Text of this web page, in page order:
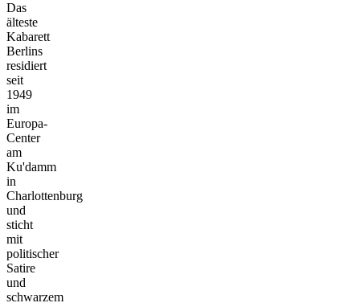
Das
älteste
Kabarett
Berlins
residiert
seit
1949
im
Europa-
Center
am
Ku'damm
in
Charlottenburg
und
sticht
mit
politischer
Satire
und
schwarzem